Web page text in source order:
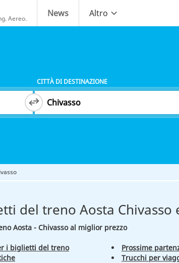
Aereo. News Altro
CITTÀ DI DESTINAZIONE
del treno Aosta Chivasso
Aosta - Chivasso al miglior prezzo
i biglietti del treno
Prossime
Trucchi per